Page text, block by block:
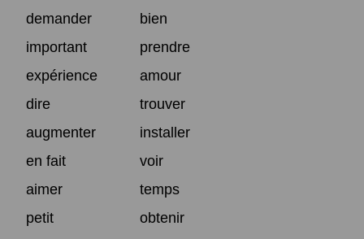
demander
bien
important
prendre
expérience
amour
dire
trouver
augmenter
installer
en fait
voir
aimer
temps
petit
obtenir